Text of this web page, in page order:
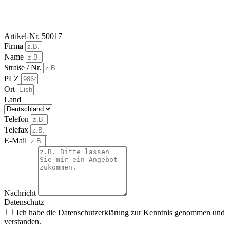
Artikel-Nr. 50017
Firma
Name
Straße / Nr.
PLZ
Ort
Land
Telefon
Telefax
E-Mail
Nachricht
Datenschutz
Ich habe die Datenschutzerklärung zur Kenntnis genommen und
verstanden.